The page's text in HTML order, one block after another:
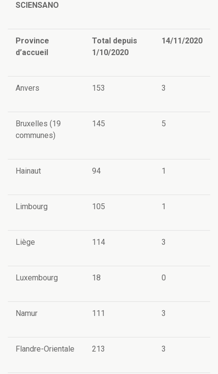
SCIENSANO
Province
d’accueil
Total depuis
1/10/2020
14/11/2020
Anvers 153 3
Bruxelles (19
communes)
145 5
Hainaut 94 1
Limbourg 105 1
Liège 114 3
Luxembourg 18 0
Namur 111 3
Flandre-Orientale 213 3